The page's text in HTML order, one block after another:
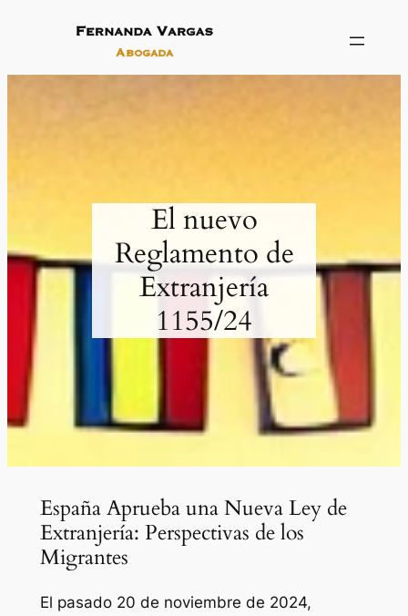
El nuevo
Reglamento de
Extranjería
1155/24
España Aprueba una Nueva Ley de
Extranjería: Perspectivas de los
Migrantes
El pasado 20 de noviembre de 2024,